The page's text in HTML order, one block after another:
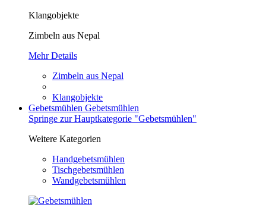
Klangobjekte
Zimbeln aus Nepal
Mehr Details
Zimbeln aus Nepal
Klangobjekte
Gebetsmühlen Gebetsmühlen
Springe zur Hauptkategorie "Gebetsmühlen"
Weitere Kategorien
Handgebetsmühlen
Tischgebetsmühlen
Wandgebetsmühlen